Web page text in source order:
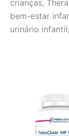
crianças,
bem-estar
urinário